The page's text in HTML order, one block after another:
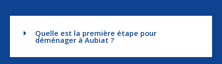
Quelle est la première étape pour
déménager à Aubiat ?